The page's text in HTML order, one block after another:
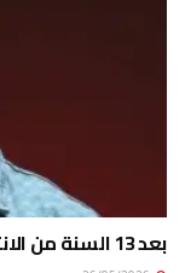
بعد 13 السنة من الانتظار ديزي دروس يطلق ألبوم “أفلام”